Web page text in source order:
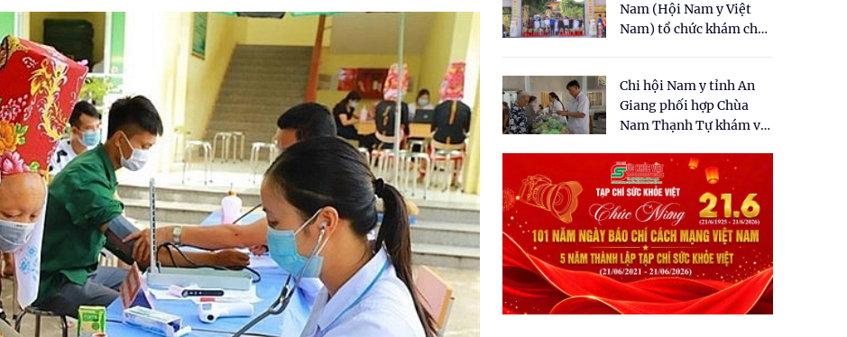
Nam (Hội Nam y Việt
Nam) tổ chức khám chữa
dân tại xã Tân Tập
Chi hội Nam y tỉnh An
Giang phối hợp Chùa
Nam Thạnh Tự khám và
nhân dân